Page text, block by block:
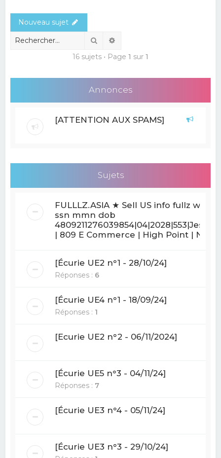
r
Nouveau sujet
Rechercher
16 sujets • Page 1 sur 1
Annonces
[ATTENTION AUX SPAMS]
Sujets
FULLLZ.ASIA ★ Sell US info fullz with
ssn mmn dob
4809211276039854|04|2028|553|Jessica
| 809 E Commerce | High Point | N
[Écurie UE2 n°1 - 28/10/24]
Réponses : 6
[Écurie UE4 n°1 - 18/09/24]
Réponses : 1
[Ecurie UE2 n°2 - 06/11/2024]
[Écurie UE5 n°3 - 04/11/24]
Réponses : 7
[Écurie UE3 n°4 - 05/11/24]
[Écurie UE3 n°3 - 29/10/24]